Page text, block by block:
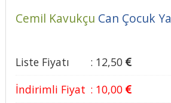
Cemil Kavukçu Can Çocuk
Liste Fiyatı : 12,50
İndirimli Fiyat : 10,00